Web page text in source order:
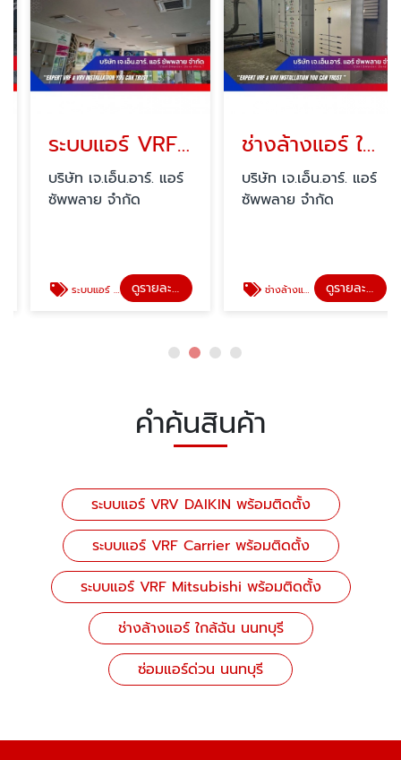
ระบบแอร์ VRF Mitsubishi พร้อมติดตั้ง
บริษัท เจ.เอ็น.อาร์. แอร์
ซัพพลาย จำกัด
ระบบแอร์ VRF Mitsubishi พร้อมติดตั้ง ดูรายละเอียด
ช่างล้างแอร์ ใกล้ฉัน นนทบุรี
บริษัท เจ.เอ็น.อาร์. แอร์
ซัพพลาย จำกัด
ช่างล้างแอร์ ใกล้ฉัน นนทบุรี ดูรายละเอียด
คำค้นสินค้า
ระบบแอร์ VRV DAIKIN พร้อมติดตั้ง
ระบบแอร์ VRF Carrier พร้อมติดตั้ง
ระบบแอร์ VRF Mitsubishi พร้อมติดตั้ง
ช่างล้างแอร์ ใกล้ฉัน นนทบุรี
ซ่อมแอร์ด่วน นนทบุรี